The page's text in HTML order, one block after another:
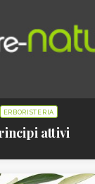
ERBORISTERIA
attivi